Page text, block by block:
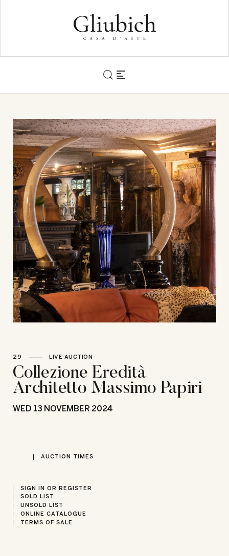
29 LIVE AUCTION
Collezione Eredità
Architetto Massimo Papiri
WED 13 NOVEMBER 2024
AUCTION TIMES
SIGN IN OR REGISTER
SOLD LIST
UNSOLD LIST
ONLINE CATALOGUE
TERMS OF SALE